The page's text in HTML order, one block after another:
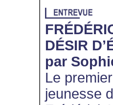
DÉSIR
par
Le
jeunesse